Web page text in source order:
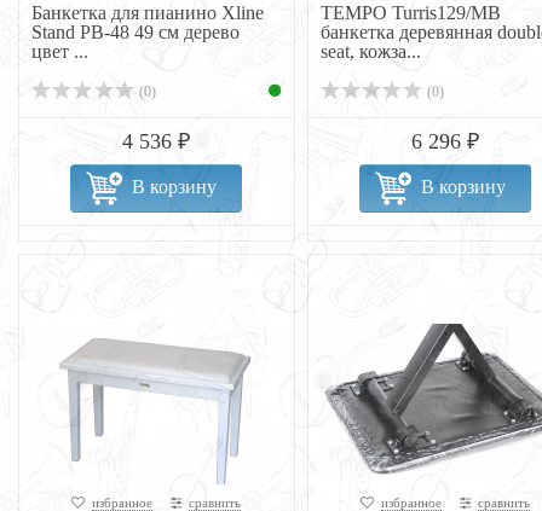
Банкетка для пианино Xline
Stand PB-48 49 см дерево
цвет ...
(0)
4 536 ₽
В корзину
TEMPO Turris129/MB
банкетка деревянная
seat, кожза...
(0)
6 296 ₽
В корзину
избранное сравнить избранное сравнить